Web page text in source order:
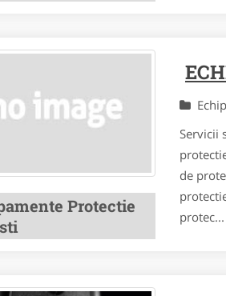
Protectie
Servicii
de
protec...